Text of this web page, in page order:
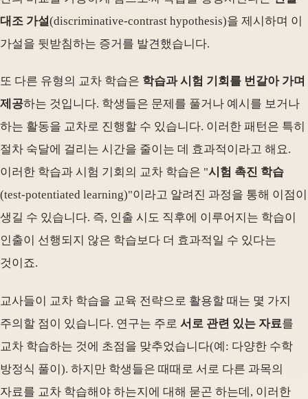
대조 가설 (discriminative-contrast hypothesis)을 제시하며 이
가설을 뒷받침하는 증거를 발견했습니다.
또 다른 유형의 교차 학습은 학습과 시험 기회를 번갈아 가며
제공하는 것입니다. 학생들은 문제를 풀거나 예시를 보거나
하는 활동을 교차로 진행할 수 있습니다. 이러한 패턴은 특히
절차 숙달에 걸리는 시간을 줄이는 데 효과적이라고 해요.
이러한 학습과 시험 기회의 교차 학습은 "시험 촉진 학습
(test-potentiated learning)"이라고 알려진 과정을 통해 이점이
생길 수 있습니다. 즉, 인출 시도 직후에 이루어지는 학습이
인출이 선행되지 않은 학습보다 더 효과적일 수 있다는
것이죠.
교사들이 교차 학습을 교육 전략으로 활용할 때는 몇 가지
주의할 점이 있습니다. 연구는 주로 서로 관련 있는 자료를
교차 학습하는 것에 초점을 맞추었습니다(예: 다양한 수학
방정식 풀이). 하지만 학생들은 때때로 서로 다른 과목의
자료를 교차 학습해야 하는지에 대해 묻곤 하는데, 이러한